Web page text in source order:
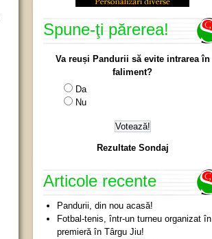
Spune-ţi părerea!
Va reuși Pandurii să evite intrarea în
faliment?
Da
Nu
Rezultate Sondaj
Articole recente
Pandurii, din nou acasă!
Fotbal-tenis, într-un turneu organizat în
premieră în Târgu Jiu!